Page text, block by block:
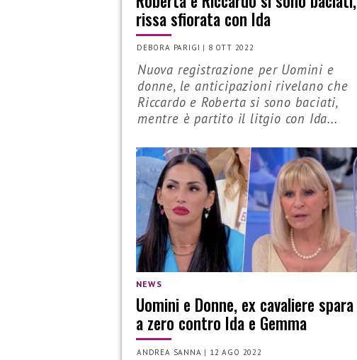
rissa sfiorata con Ida
DEBORA PARIGI | 8 OTT 2022
Nuova registrazione per Uomini e
donne, le anticipazioni rivelano che
Riccardo e Roberta si sono baciati,
mentre è partito il litgio con Ida...
NEWS
Uomini e Donne, ex cavaliere spara
a zero contro Ida e Gemma
ANDREA SANNA | 12 AGO 2022